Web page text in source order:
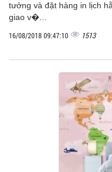
tưởng và đặt hàng in lịch
giao v�...
16/08/2018 09:47:10 1513